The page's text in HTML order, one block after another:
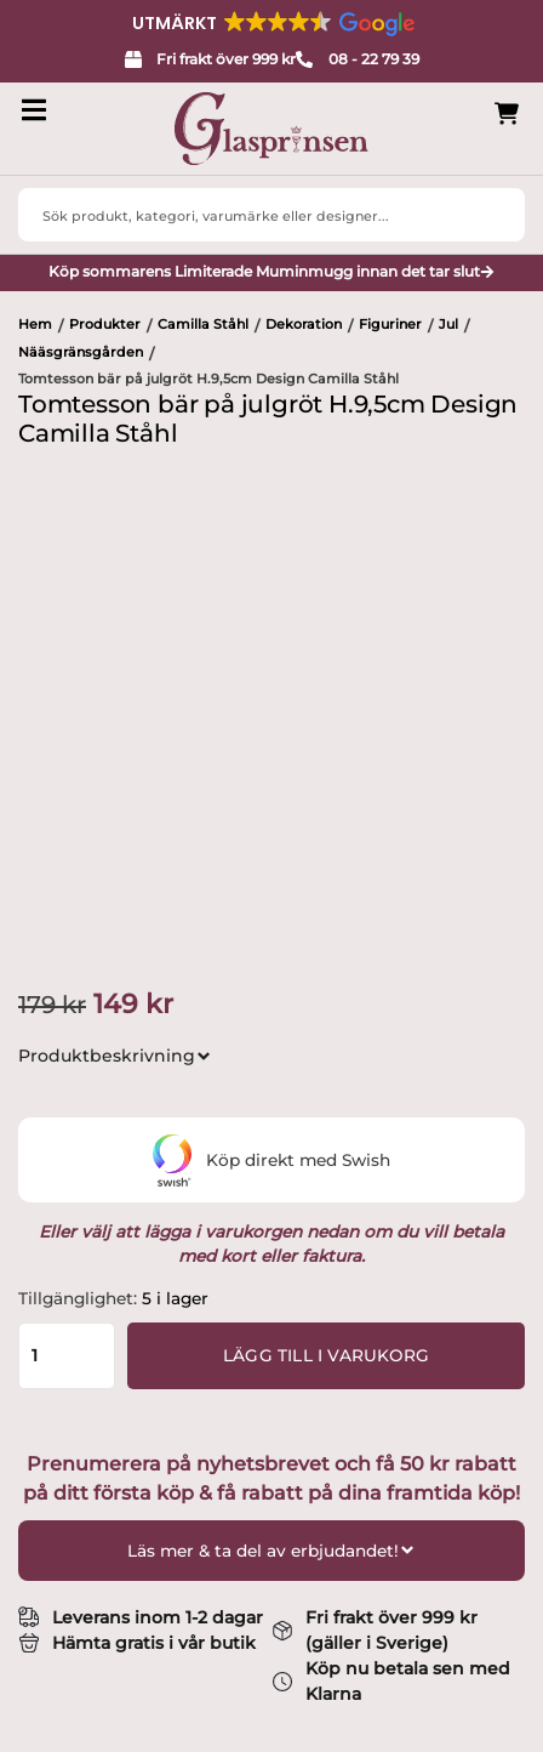
UTMÄRKT
Fri frakt över 999 kr 08 - 22 79 39
Search
Köp sommarens Limiterade Muminmugg innan det tar slut
Hem / Produkter / Camilla Ståhl / Dekoration / Figuriner / Jul /
Nääsgränsgården /
Tomtesson bär på julgröt H.9,5cm Design Camilla Ståhl
Tomtesson bär på julgröt H.9,5cm Design
Camilla Ståhl
179kr Det
ursprungliga
179 kr.
149 krDet
nuvarande
är:
149 kr.
Produktbeskrivning
Eller välj att lägga i varukorgen nedan om du vill betala
med kort eller faktura.
Tillgänglighet: 5 i lager
Tomtesson
bär
på
H.9,5cm
Ståhl
mängd
LÄGG TILL I VARUKORG
Köp direkt med Swish
Prenumerera på nyhetsbrevet och få 50 kr rabatt
på ditt första köp & få rabatt på dina framtida köp!
Läs mer & ta del av erbjudandet!
Leverans inom 1-2 dagar
Hämta gratis i vår butik
Fri frakt över 999 kr
(gäller i Sverige)
Köp nu betala sen med
Klarna